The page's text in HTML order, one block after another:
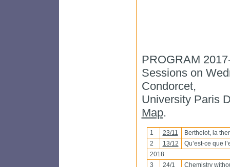
PROGRAM
Sessions on
Condorcet,
University Paris
Map.
1 23/11
Berthelot, la
2
13/12
Qu’est-ce que
2018
3
24/1
Chemistry